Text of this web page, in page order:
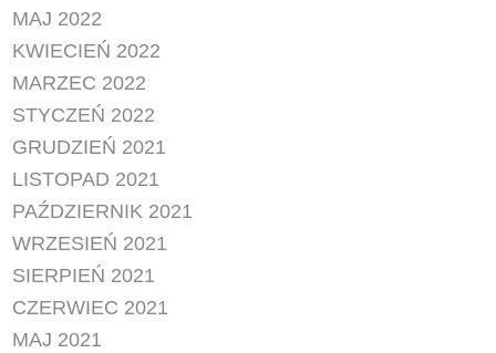
MAJ 2022
KWIECIEŃ 2022
MARZEC 2022
STYCZEŃ 2022
GRUDZIEŃ 2021
LISTOPAD 2021
PAŹDZIERNIK 2021
WRZESIEŃ 2021
SIERPIEŃ 2021
CZERWIEC 2021
MAJ 2021